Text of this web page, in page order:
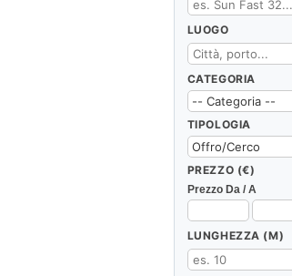
LUOGO
CATEGORIA
TIPOLOGIA
PREZZO (€)
Prezzo Da / A
LUNGHEZZA (M)